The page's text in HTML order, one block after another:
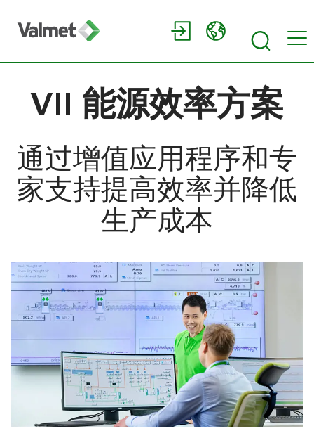
VII 能源效率方案
通过增值应用程序和专
家支持提高效率并降低
生产成本